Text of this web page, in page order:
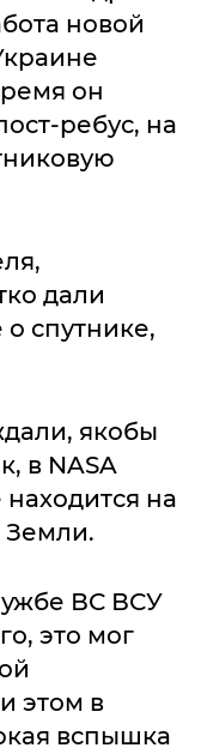
новой
он
ребус, на
дали
о спутнике,
якобы
в NASA
на
Земли.
ВС ВСУ
это мог
этом в
вспышка